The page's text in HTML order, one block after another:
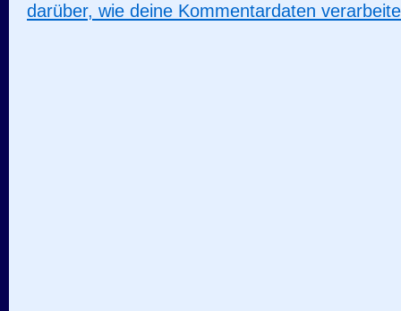
darüber, wie deine Kommentardaten